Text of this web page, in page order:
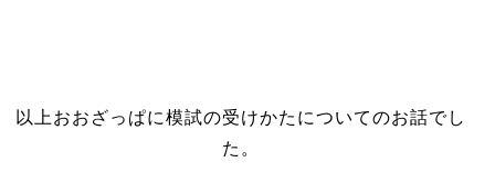
以上おおざっぱに模試の受けかたについてのお話でし
た。